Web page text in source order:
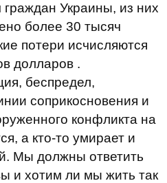
Украины, из них
более 30 тысяч
потери исчисляются
долларов .
беспредел,
соприкосновения и
конфликта на
а кто-то умирает и
Мы должны ответить
и хотим ли мы жить так